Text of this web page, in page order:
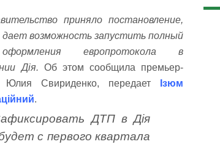
приняло постановление,
возможность запустить полный
европротокола в
Дія. Об этом сообщила премьер-
Юлия Свириденко, передает
Ізюм
.
ДТП в Дія
с первого квартала